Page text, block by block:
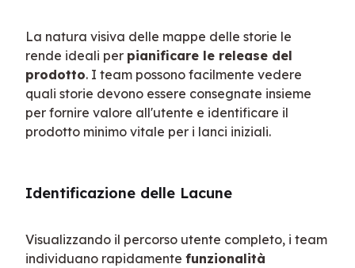
La natura visiva delle mappe delle storie le
rende ideali per pianificare le release del
prodotto. I team possono facilmente vedere
quali storie devono essere consegnate insieme
per fornire valore all'utente e identificare il
prodotto minimo vitale per i lanci iniziali.
Identificazione delle Lacune
Visualizzando il percorso utente completo, i team
individuano rapidamente funzionalità